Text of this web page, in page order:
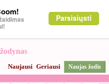
Parsisiųsti
Naujausi Geriausi Naujas žodis